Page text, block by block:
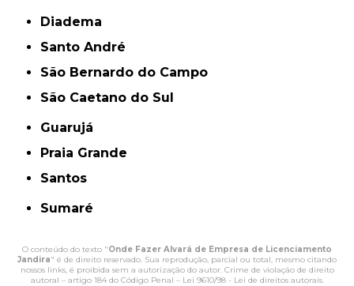
Diadema
Santo André
São Bernardo do Campo
São Caetano do Sul
Guarujá
Praia Grande
Santos
Sumaré
O conteúdo do texto "Onde Fazer Alvará de Empresa de Licenciamento
Jandira" é de direito reservado. Sua reprodução, parcial ou total, mesmo citando
nossos links, é proibida sem a autorização do autor. Crime de violação de direito
autoral – artigo 184 do Código Penal – Lei 9610/98 - Lei de direitos autorais.